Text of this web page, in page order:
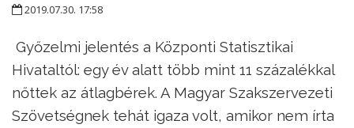
2019.07.30. 17:58
Győzelmi jelentés a Központi Statisztikai
Hivataltól: egy év alatt több mint 11 százalékkal
nőttek az átlagbérek. A Magyar Szakszervezeti
Szövetségnek tehát igaza volt, amikor nem írta